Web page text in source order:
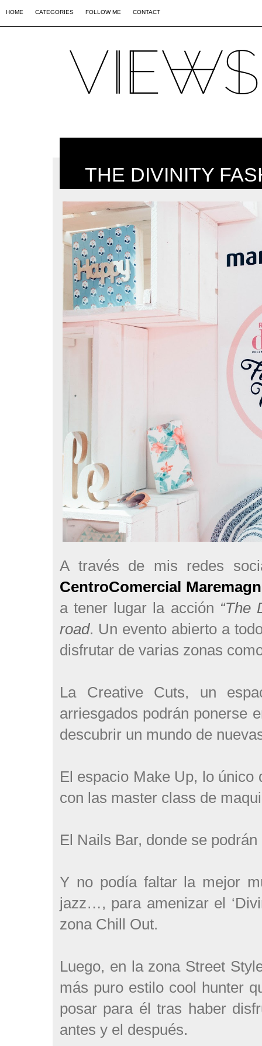
HOME CATEGORIES FOLLOW ME CONTACT
THE DIVINITY
A través de mis redes
CentroComercial
a tener lugar la acción “The
road. Un evento abierto a
disfrutar de varias zonas
La Creative Cuts, un
arriesgados podrán ponerse
descubrir un mundo de
El espacio Make Up, lo
con las master class de
El Nails Bar, donde se
Y no podía faltar la mejor
jazz…, para amenizar el
zona Chill Out.
Luego, en la zona Street
más puro estilo cool hunter
posar para él tras haber
antes y el después.